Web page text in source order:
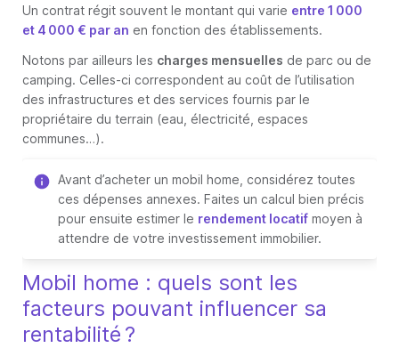
Un contrat régit souvent le montant qui varie entre 1 000
et 4 000 € par an en fonction des établissements.
Notons par ailleurs les charges mensuelles de parc ou de
camping. Celles-ci correspondent au coût de l’utilisation
des infrastructures et des services fournis par le
propriétaire du terrain (eau, électricité, espaces
communes…).
Avant d’acheter un mobil home, considérez toutes
ces dépenses annexes. Faites un calcul bien précis
pour ensuite estimer le rendement locatif moyen à
attendre de votre investissement immobilier.
Mobil home : quels sont les
facteurs pouvant influencer sa
rentabilité ?